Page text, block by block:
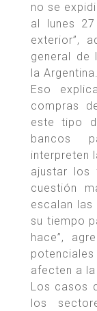
no se
al lunes
exterior”,
general de
la Argentina.
Eso
compras
este tipo
bancos
interpreten
ajustar los
cuestión
escalan las
su tiempo
hace”,
afecten a
Los casos
los